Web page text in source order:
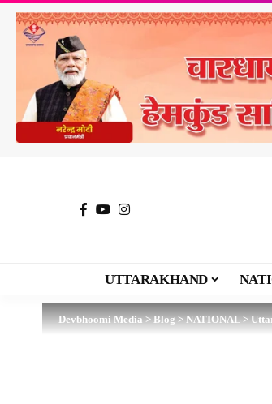
UTTARAKHAND
Devbhoomi Media>Blog>NATIONAL>